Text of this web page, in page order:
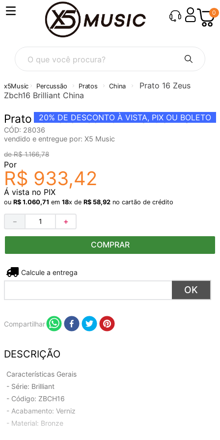
0
O que você procura?
Percussão Pratos China
Prato 16 Zeus
Zbch16 Brilliant China
20% DE DESCONTO À VISTA, PIX OU BOLETO
Prato 16 Zeus Zbch16 Brilliant China
CÓD: 28036
vendido e entregue por: X5 Music
R$ 1.166,78
Por
R$ 933,42
Á vista no PIX
ou R$ 1.060,71 em 18x de R$ 58,92 no cartão de crédito
＋
－
COMPRAR
Não sei meu CEP
Compartilhar
DESCRIÇÃO
Características Gerais
- Série: Brilliant
- Código: ZBCH16
- Acabamento: Verniz
- Material: Bronze